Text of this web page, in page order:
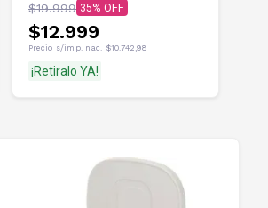
$19.999 35
$12.999
Precio s/imp. nac. $10.742,98
¡Retiralo YA!